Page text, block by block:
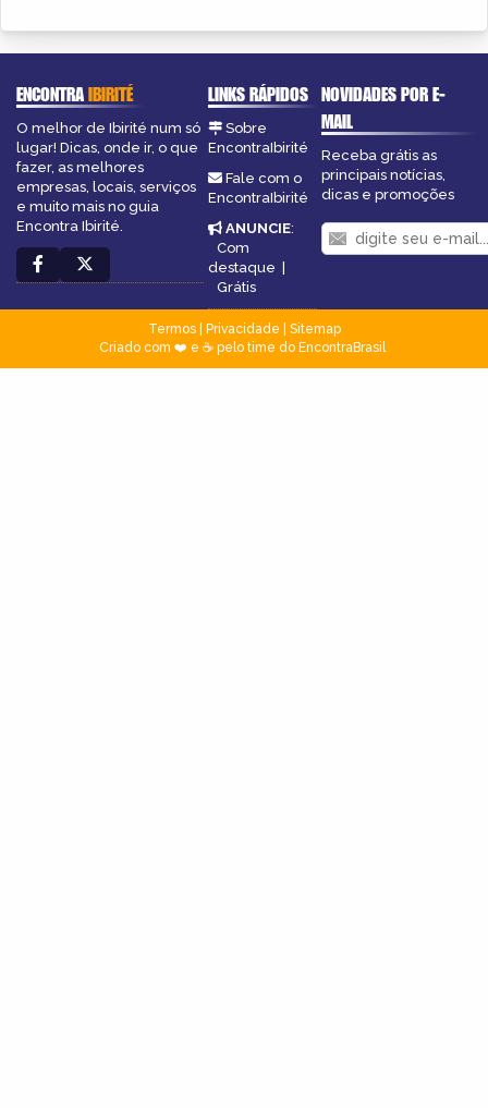
ENCONTRAIBIRITÉ
O melhor de Ibirité num só
lugar! Dicas, onde ir, o que
fazer, as melhores
empresas, locais, serviços
e muito mais no guia
Encontra Ibirité.
LINKS RÁPIDOS
Sobre
EncontraIbirité
Fale com o
EncontraIbirité
ANUNCIE:
Com
destaque |
Grátis
NOVIDADES POR E-
MAIL
Receba grátis as
principais notícias,
dicas e promoções
Termos| Privacidade
Sitemap
Criado com ❤️ e ☕ pelo time do EncontraBrasil